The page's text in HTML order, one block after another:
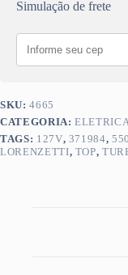
Simulação de frete
SKU:4665
CATEGORIA:
TAGS: 127V, 371984,
LORENZETTI, TOP,